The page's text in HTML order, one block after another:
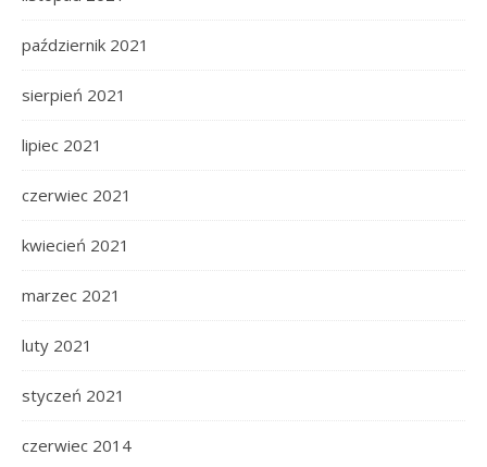
październik 2021
sierpień 2021
lipiec 2021
czerwiec 2021
kwiecień 2021
marzec 2021
luty 2021
styczeń 2021
czerwiec 2014